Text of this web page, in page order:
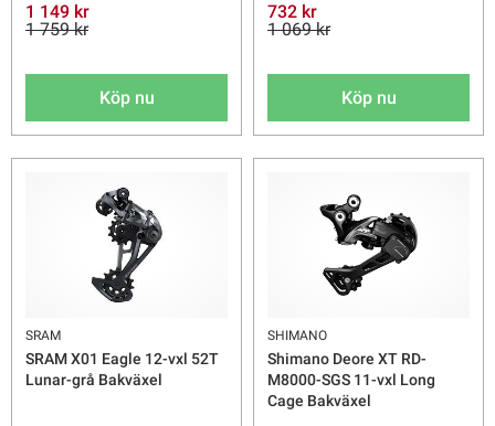
1 149 kr
1 759 kr
Köp nu
732 kr
1 069 kr
Köp nu
SRAM
SRAM X01 Eagle 12-vxl 52T
Lunar-grå Bakväxel
SHIMANO
Shimano Deore XT RD-
M8000-SGS 11-vxl Long
Cage Bakväxel